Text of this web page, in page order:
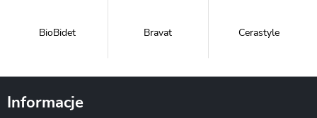
BioBidet Bravat Cerastyle
Informacje